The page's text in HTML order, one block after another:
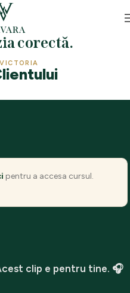
corectă.
pentru a accesa cursul.
clip e pentru tine. 🎧